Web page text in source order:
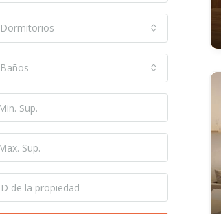
Dormitorios
Baños